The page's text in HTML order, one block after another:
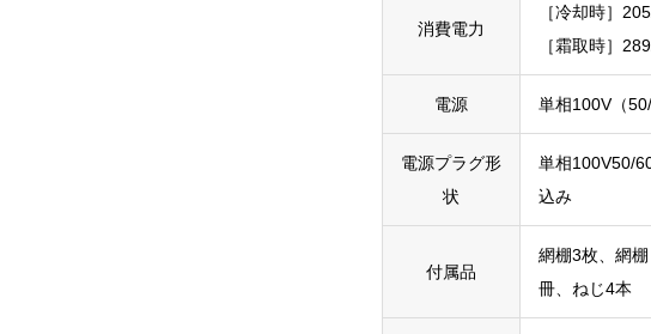
消費電力
［冷却時］
［霜取時］
電源 単相100V（50/
電源プラグ形
状
単相100V50/
込み
付属品
網棚3枚、網
冊、ねじ4本